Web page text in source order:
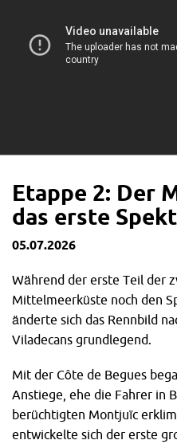
Etappe 2: Der
das erste
05.07.2026
Während der erste Teil der
Mittelmeerküste noch den
änderte sich das Rennbild
Viladecans grundlegend.
Mit der Côte de Begues
Anstiege, ehe die Fahrer in
berüchtigten Montjuïc
entwickelte sich der erste